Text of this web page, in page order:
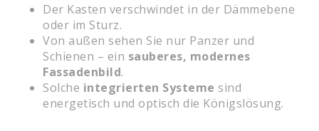
Der Kasten verschwindet in der Dämmebene
oder im Sturz.
Von außen sehen Sie nur Panzer und
Schienen – ein sauberes, modernes
Fassadenbild.
Solche integrierten Systeme sind
energetisch und optisch die Königslösung.